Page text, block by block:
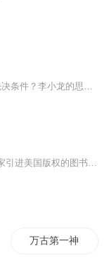
万古第一神李天命